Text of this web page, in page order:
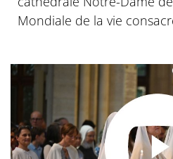
Mondiale de la vie